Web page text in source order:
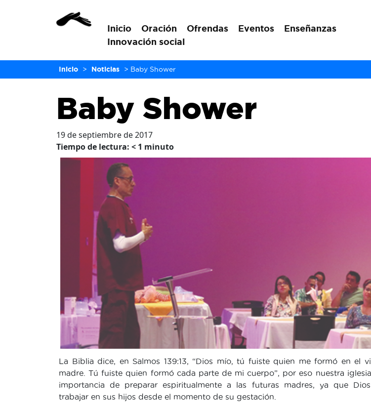
Inicio Oración Ofrendas Eventos
Enseñanzas
Innovación social
Inicio > Noticias > Baby Shower
Baby Shower
19 de septiembre de 2017
Tiempo de lectura: < 1 minuto
La Biblia dice, en Salmos 139:13, “Dios mío, tú fuiste quien me formó en el
madre. Tú fuiste quien formó cada parte de mi cuerpo”, por eso nuestra
importancia de preparar espiritualmente a las futuras madres, ya que
trabajar en sus hijos desde el momento de su gestación.